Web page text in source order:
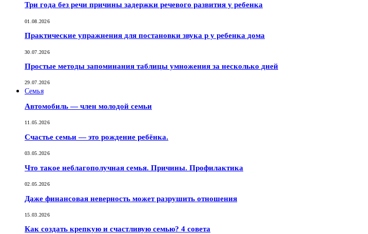
Три года без речи причины задержки речевого развития у ребенка
01.08.2026
Практические упражнения для постановки звука р у ребенка дома
30.07.2026
Простые методы запоминания таблицы умножения за несколько дней
29.07.2026
Семья
Автомобиль — член молодой семьи
11.05.2026
Счастье семьи — это рождение ребёнка.
03.05.2026
Что такое неблагополучная семья. Причины. Профилактика
02.05.2026
Даже финансовая неверность может разрушить отношения
15.03.2026
Как создать крепкую и счастливую семью? 4 совета